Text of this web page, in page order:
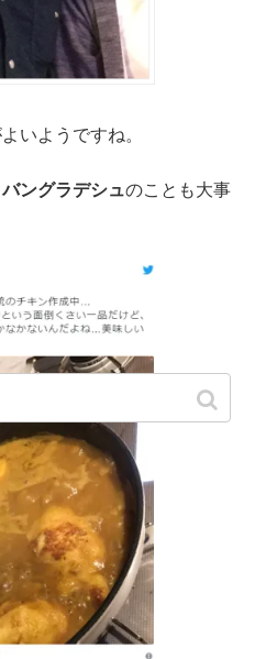
いようですね。
バングラデシュのことも大事